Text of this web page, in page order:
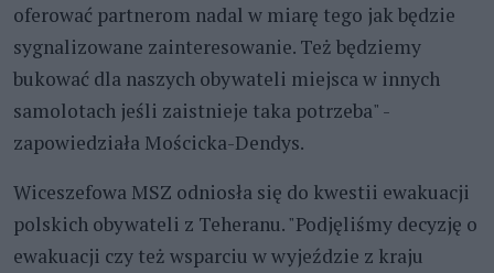
oferować partnerom nadal w miarę tego jak będzie
sygnalizowane zainteresowanie. Też będziemy
bukować dla naszych obywateli miejsca w innych
samolotach jeśli zaistnieje taka potrzeba" -
zapowiedziała Mościcka-Dendys.
Wiceszefowa MSZ odniosła się do kwestii ewakuacji
polskich obywateli z Teheranu. "Podjęliśmy decyzję o
ewakuacji czy też wsparciu w wyjeździe z kraju